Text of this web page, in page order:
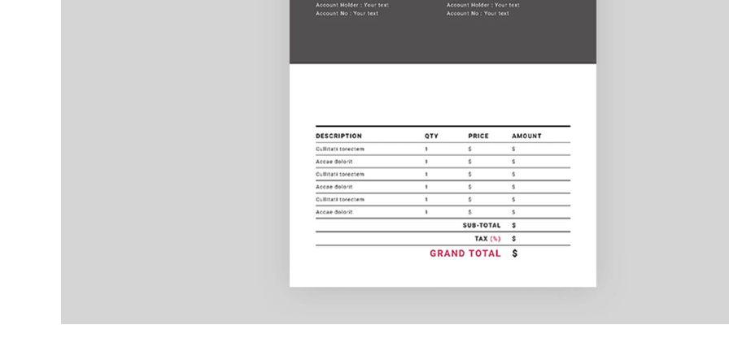
Productfoto's bewerken Sieraden Fotobewerking